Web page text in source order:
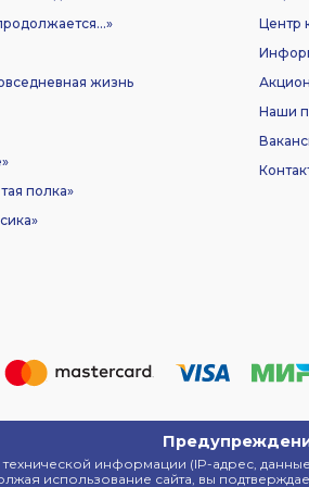
жизнь
полка»
Центр
Наши
информации (IP-адрес,
использование сайта, вы